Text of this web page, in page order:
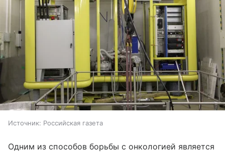
Источник: Российская газета
Одним из способов борьбы с онкологией является